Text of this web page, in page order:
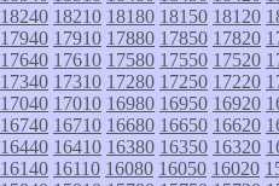
18240 18210 18180 18150 18120
17940 17910 17880 17850 17820
17640 17610 17580 17550 17520
17340 17310 17280 17250 17220
17040 17010 16980 16950 16920
16740 16710 16680 16650 16620
16440 16410 16380 16350 16320
16140 16110 16080 16050 16020